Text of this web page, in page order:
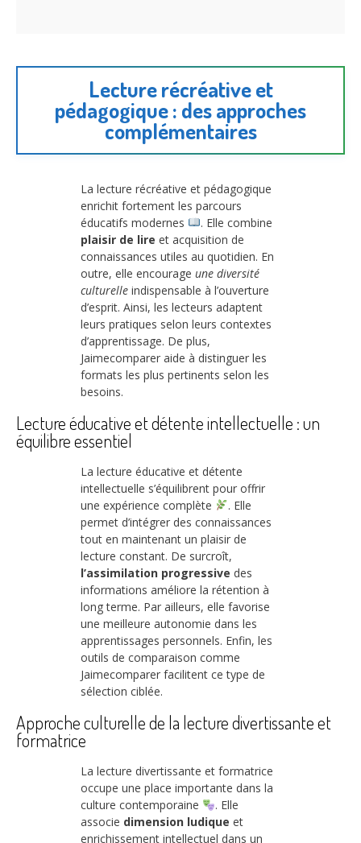
Lecture récréative et
pédagogique : des approches
complémentaires
La lecture récréative et pédagogique
enrichit fortement les parcours
éducatifs modernes
. Elle combine
plaisir de lire et acquisition de
connaissances utiles au quotidien. En
outre, elle encourage une diversité
culturelle indispensable à l’ouverture
d’esprit. Ainsi, les lecteurs adaptent
leurs pratiques selon leurs contextes
d’apprentissage. De plus,
Jaimecomparer aide à distinguer les
formats les plus pertinents selon les
besoins.
Lecture éducative et détente intellectuelle : un
équilibre essentiel
La lecture éducative et détente
intellectuelle s’équilibrent pour offrir
une expérience complète
. Elle
permet d’intégrer des connaissances
tout en maintenant un plaisir de
lecture constant. De surcroît,
l’assimilation progressive des
informations améliore la rétention à
long terme. Par ailleurs, elle favorise
une meilleure autonomie dans les
apprentissages personnels. Enfin, les
outils de comparaison comme
Jaimecomparer facilitent ce type de
sélection ciblée.
Approche culturelle de la lecture divertissante et
formatrice
La lecture divertissante et formatrice
occupe une place importante dans la
culture contemporaine
. Elle
associe dimension ludique et
enrichissement intellectuel dans un